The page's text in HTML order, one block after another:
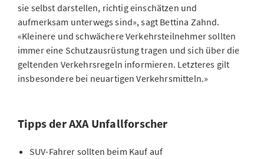
sie selbst darstellen, richtig einschätzen und
aufmerksam unterwegs sind», sagt Bettina Zahnd.
«Kleinere und schwächere Verkehrsteilnehmer sollten
immer eine Schutzausrüstung tragen und sich über die
geltenden Verkehrsregeln informieren. Letzteres gilt
insbesondere bei neuartigen Verkehrsmitteln.»
Tipps der AXA Unfallforscher
SUV-Fahrer sollten beim Kauf auf